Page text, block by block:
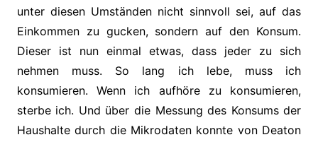
unter diesen Umständen nicht sinnvoll sei, auf das
Einkommen zu gucken, sondern auf den Konsum.
Dieser ist nun einmal etwas, dass jeder zu sich
nehmen muss. So lang ich lebe, muss ich
konsumieren. Wenn ich aufhöre zu konsumieren,
sterbe ich. Und über die Messung des Konsums der
Haushalte durch die Mikrodaten konnte von Deaton